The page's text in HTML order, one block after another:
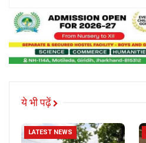
ये भी पढ़ें
LATEST NEWS